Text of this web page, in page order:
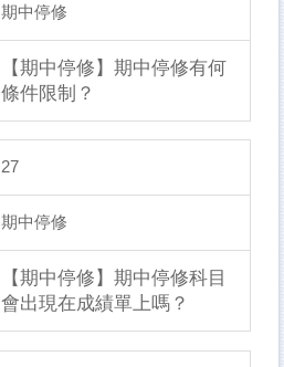
期中停修
【期中停修】期中停修有何
條件限制？
27
期中停修
【期中停修】期中停修科目
會出現在成績單上嗎？